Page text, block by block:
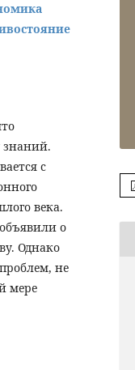
знаний.
с
века.
о
Однако
не
мере